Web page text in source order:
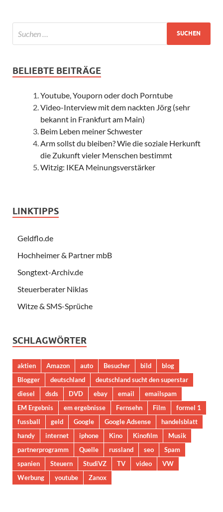
BELIEBTE BEITRÄGE
Youtube, Youporn oder doch Porntube
Video-Interview mit dem nackten Jörg (sehr
bekannt in Frankfurt am Main)
Beim Leben meiner Schwester
Arm sollst du bleiben? Wie die soziale Herkunft
die Zukunft vieler Menschen bestimmt
Witzig: IKEA Meinungsverstärker
LINKTIPPS
Geldflo.de
Hochheimer & Partner mbB
Songtext-Archiv.de
Steuerberater Niklas
Witze & SMS-Sprüche
SCHLAGWÖRTER
aktien Amazon auto Besucher bild
blog
Blogger
deutschland
deutschland sucht den superstar
diesel
dsds DVD ebay email
emailspam
EM Ergebnis
em ergebnisse Fernsehn Film
formel 1
fussball
geld Google Google Adsense
handelsblatt
handy
internet iphone Kino Kinofilm
Musik
partnerprogramm
Quelle russland seo
Spam
spanien
Steuern StudiVZ TV video
VW
Werbung
youtube Zanox